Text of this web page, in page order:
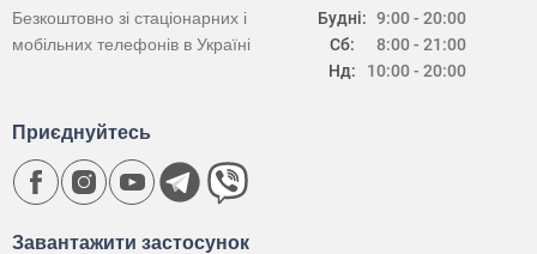
Будні:
Сб:
Нд:
9:00 - 20:00
8:00 - 21:00
10:00 - 20:00
Безкоштовно зі стаціонарних і
мобільних телефонів в Україні
Завантажити застосунок
Приєднуйтесь